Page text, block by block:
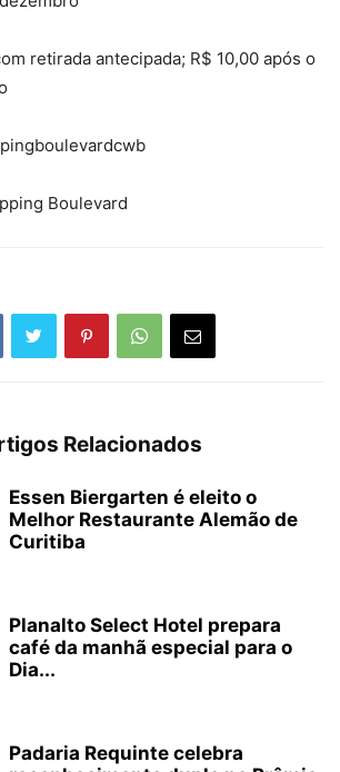
retirada antecipada; R$ 10,00 após o
Boulevard
Relacionados
Essen Biergarten é eleito o
Melhor Restaurante Alemão de
Curitiba
Planalto Select Hotel prepara
café da manhã especial para o
Dia...
Padaria Requinte celebra